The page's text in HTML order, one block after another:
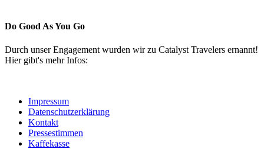
Do Good As You Go
Durch unser Engagement wurden wir zu Catalyst Travelers ernannt!
Hier gibt's mehr Infos:
Impressum
Datenschutzerklärung
Kontakt
Pressestimmen
Kaffekasse